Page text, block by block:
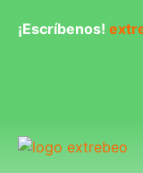
¡Escríbenos!